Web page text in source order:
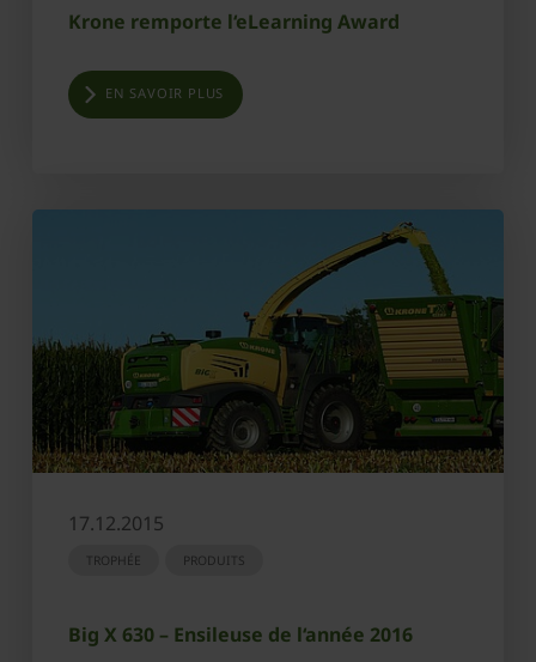
Krone remporte l‘eLearning Award
EN SAVOIR PLUS
17.12.2015
TROPHÉE PRODUITS
Big X 630 – Ensileuse de l‘année 2016